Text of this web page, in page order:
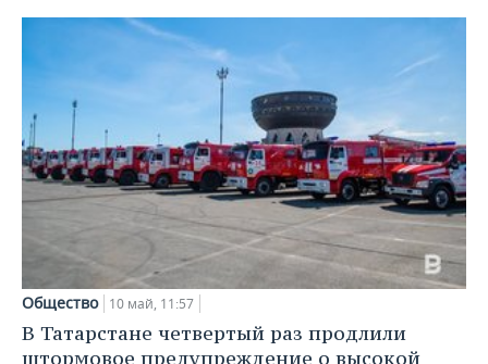
Общество 10 май, 11:57
В Татарстане четвертый раз продлили
штормовое предупреждение о высокой